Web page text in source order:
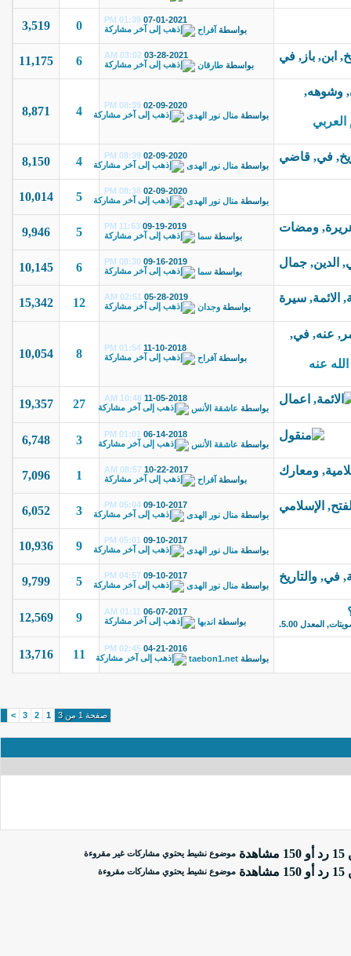
07-01-2021
01:39 PM
بواسطة آفراح 0
3,519
03-28-2021
03:02 AM
بواسطة طارقان 6
11,175
02-09-2020
08:39 PM
بواسطة منال نور الهدى 4
8,871
02-09-2020
08:39 PM
بواسطة منال نور الهدى 4
8,150
02-09-2020
08:38 PM
بواسطة منال نور الهدى 5
10,014
09-19-2019
11:53 PM
بواسطة سما 5
9,946
09-16-2019
08:30 PM
بواسطة سما 6
10,145
05-28-2019
02:51 AM
بواسطة وجدان 12
15,342
عنه
11-10-2018
01:54 PM
بواسطة آفراح 8
10,054
11-05-2018
10:48 AM
بواسطة عاشقة الأنس 27
19,357
06-14-2018
01:01 PM
بواسطة عاشقة الأنس 3
6,748
10-22-2017
08:57 AM
بواسطة آفراح 1
7,096
09-10-2017
05:04 PM
بواسطة منال نور الهدى 3
6,052
09-10-2017
05:01 PM
بواسطة منال نور الهدى 9
10,936
09-10-2017
04:57 PM
بواسطة منال نور الهدى 5
9,799
06-07-2017
01:11 AM
بواسطة اندبها 9
12,569
04-21-2016
02:45 PM
بواسطة taebon1.net
11
13,716
صفحة 1 من 3 1
2
3
>
موضوع نشيط يحتوي مشاركات غير مقروءة
موضوع نشيط يحتوي مشاركات مقروءة